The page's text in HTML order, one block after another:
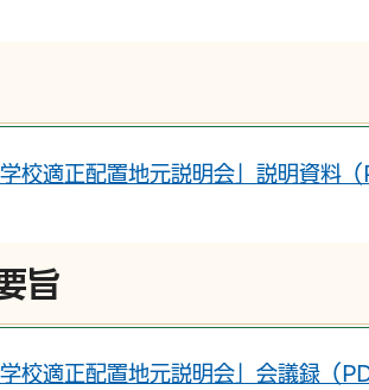
学校適正配置地元説明会」説明資料
旨
学校適正配置地元説明会」会議録（